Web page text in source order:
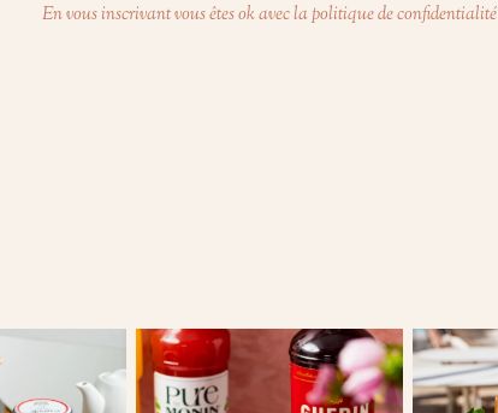
En vous inscrivant vous êtes ok avec la politique de confidentialité